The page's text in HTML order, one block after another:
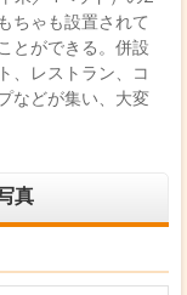
ちゃも設置されて
とができる。併設
、レストラン、コ
などが集い、大変
真